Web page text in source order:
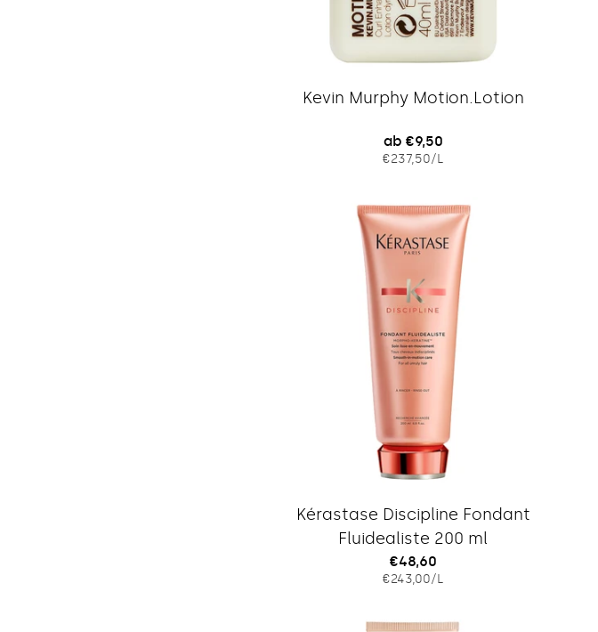
Typ:
Kevin Murphy Motion.Lotion
Regulärer
Preis
ab €9,50
EINZELPREIS
€237,50/PRO
L
Typ:
Kérastase Discipline Fondant
Fluidealiste 200 ml
Regulärer
Preis
€48,60
EINZELPREIS
€243,00/PRO
L